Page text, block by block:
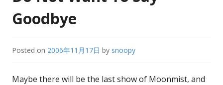
Goodbye
Posted on 2006年11月17日 by snoopy
Maybe there will be the last show of Moonmist, and